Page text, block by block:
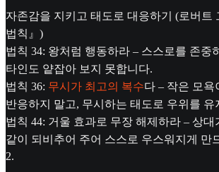
자존감을 지키고 태도로 대응하기 (로버트
법칙』)
법칙 34: 왕처럼 행동하라 – 스스로를 존중
타인도 얕잡아 보지 못합니다.
법칙 36: 무시가 최고의 복수다 – 작은 모욕
반응하지 말고, 무시하는 태도로 우위를 유
법칙 44: 거울 효과로 무장 해제하라 – 상
같이 되비추어 주어 스스로 우스워지게 만
2.